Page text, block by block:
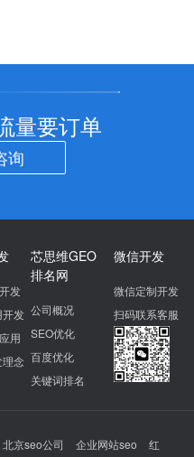
量要订单
询
发
开发
用
理念
芯思维GEO
排名网
公司概况
SEO优化
百度优化
关键词排名
微信开发
微信定制开发
扫码联系客服
北京seo公司 企业网站seo 红